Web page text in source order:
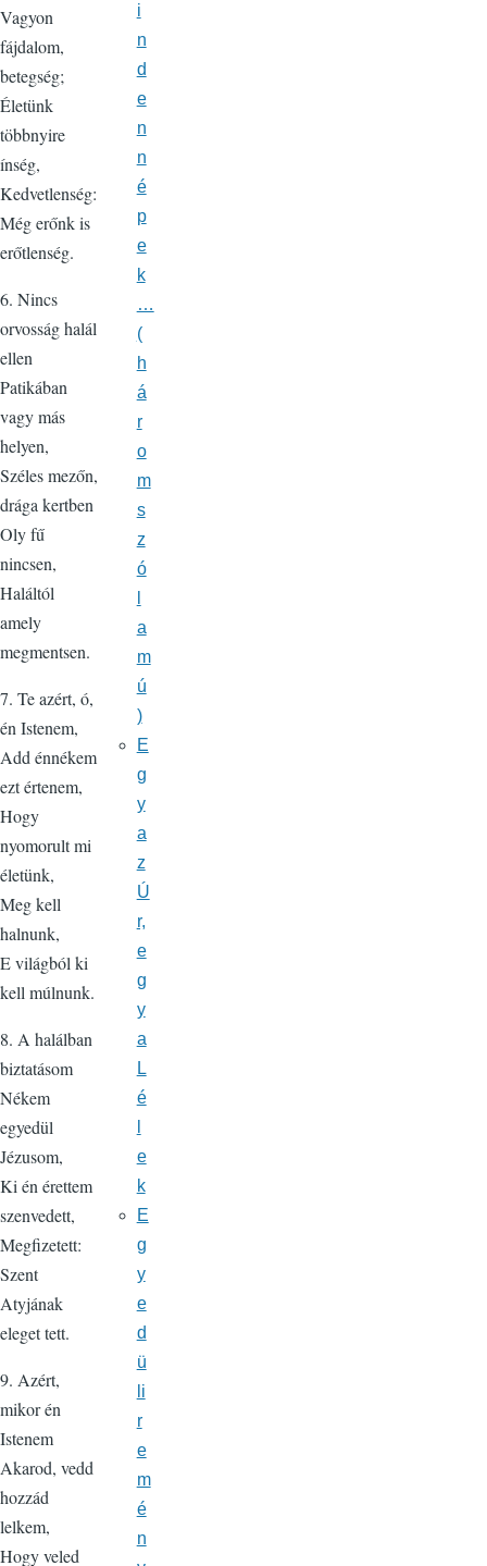
Vagyon
fájdalom,
betegség;
Életünk
többnyire
ínség,
Kedvetlenség:
Még erőnk is
erőtlenség.
6. Nincs
orvosság halál
ellen
Patikában
vagy más
helyen,
Széles mezőn,
drága kertben
Oly fű
nincsen,
Haláltól
amely
megmentsen.
7. Te azért, ó,
én Istenem,
Add énnékem
ezt értenem,
Hogy
nyomorult mi
életünk,
Meg kell
halnunk,
E világból ki
kell múlnunk.
8. A halálban
biztatásom
Nékem
egyedül
Jézusom,
Ki én érettem
szenvedett,
Megfizetett:
Szent
Atyjának
eleget tett.
9. Azért,
mikor én
Istenem
Akarod, vedd
hozzád
lelkem,
Hogy veled
i
n
d
e
n
n
é
p
e
k
…
(
h
á
r
o
m
s
z
ó
a
m
ú
)
E
g
y
a
z
Ú
r,
e
g
y
a
L
é
e
k
E
g
y
e
d
ü
li
r
e
m
é
n